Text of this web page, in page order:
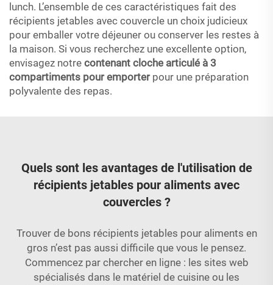
lunch. L’ensemble de ces caractéristiques fait des
récipients jetables avec couvercle un choix judicieux
pour emballer votre déjeuner ou conserver les restes à
la maison. Si vous recherchez une excellente option,
envisagez notre contenant cloche articulé à 3
compartiments pour emporter pour une préparation
polyvalente des repas.
Quels sont les avantages de l'utilisation de
récipients jetables pour aliments avec
couvercles ?
Trouver de bons récipients jetables pour aliments en
gros n’est pas aussi difficile que vous le pensez.
Commencez par chercher en ligne : les sites web
spécialisés dans le matériel de cuisine ou les